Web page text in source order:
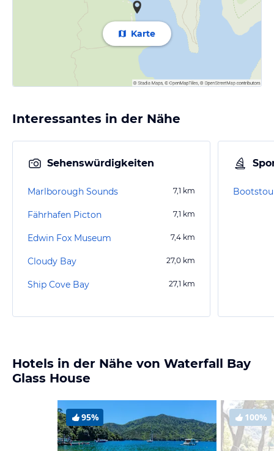
Karte
Interessantes in der Nähe
Sehenswürdigkeiten
Marlborough Sounds 7,1 km
Fährhafen Picton 7,1 km
Edwin Fox Museum 7,4 km
Cloudy Bay 27,0 km
Ship Cove Bay 27,1 km
Hotels in der Nähe von Waterfall Bay
Glass House
95% 100%